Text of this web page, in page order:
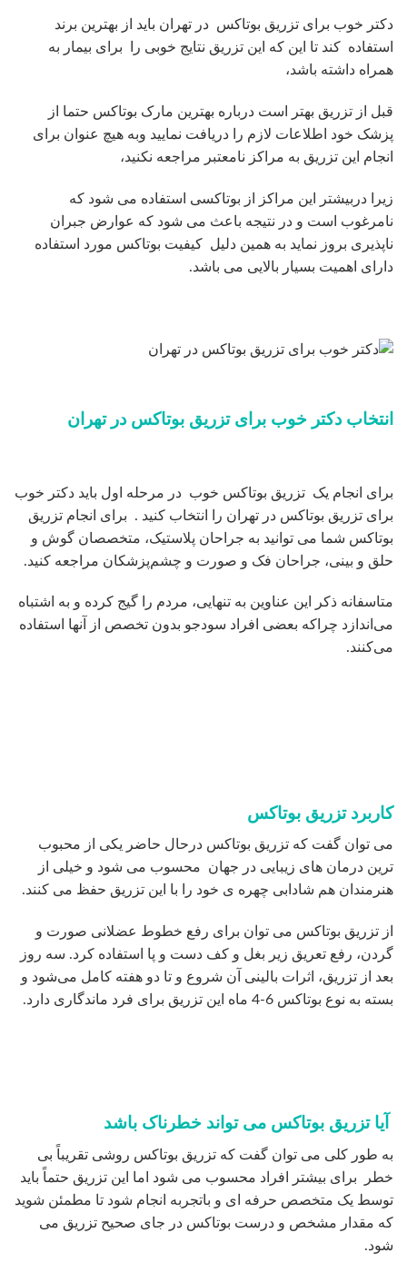
دکتر خوب برای تزریق بوتاکس در تهران باید از بهترین برند
استفاده کند تا این که این تزریق نتایج خوبی را برای بیمار به
همراه داشته باشد،
قبل از تزریق بهتر است درباره بهترین مارک بوتاکس حتما از
پزشک خود اطلاعات لازم را دریافت نمایید وبه هیچ عنوان برای
انجام این تزریق به مراکز نامعتبر مراجعه نکنید،
زیرا دربیشتر این مراکز از بوتاکسی استفاده می شود که
نامرغوب است و در نتیجه باعث می شود که عوارض جبران
ناپذیری بروز نماید به همین دلیل کیفیت بوتاکس مورد استفاده
دارای اهمیت بسیار بالایی می باشد.
انتخاب دکتر خوب برای تزریق بوتاکس در تهران
برای انجام یک تزریق بوتاکس خوب در مرحله اول باید دکتر خوب
برای تزریق بوتاکس در تهران را انتخاب کنید . برای انجام تزریق
بوتاکس شما می توانید به جراحان پلاستیک، متخصصان گوش و
حلق و بینی، جراحان فک و صورت و چشم‌پزشکان مراجعه کنید.
متاسفانه ذکر این عناوین به تنهایی، مردم را گیج کرده و به اشتباه
می‌اندازد چراکه بعضی افراد سودجو بدون تخصص از آنها استفاده
می‌کنند.
کاربرد تزریق بوتاکس
می توان گفت که تزریق بوتاکس درحال حاضر یکی از محبوب
ترین درمان های زیبایی در جهان محسوب می شود و خیلی از
هنرمندان هم شادابی چهره ی خود را با این تزریق حفظ می کنند.
از تزریق بوتاکس می توان برای رفع خطوط عضلانی صورت و
گردن، رفع تعریق زیر بغل و کف دست‌ و پا استفاده کرد. سه روز
بعد از تزریق، اثرات بالینی آن شروع و تا دو هفته کامل می‌شود و
بسته به نوع بوتاکس 6-4 ماه این تزریق برای فرد ماندگاری دارد.
آیا تزریق بوتاکس می تواند خطرناک باشد
به طور کلی می توان گفت که تزریق بوتاکس روشی تقریباً بی
خطر برای بیشتر افراد محسوب می شود اما این تزریق حتماً باید
توسط یک متخصص حرفه ای و باتجربه انجام شود تا مطمئن شوید
که مقدار مشخص و درست بوتاکس در جای صحیح تزریق می
شود.